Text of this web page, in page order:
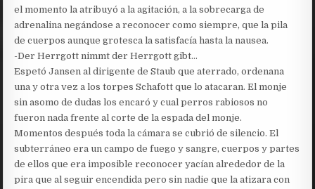
el momento la atribuyó a la agitación, a la sobrecarga de
adrenalina negándose a reconocer como siempre, que la pila
de cuerpos aunque grotesca la satisfacía hasta la nausea.
-Der Herrgott nimmt der Herrgott gibt…
Espetó Jansen al dirigente de Staub que aterrado, ordenana
una y otra vez a los torpes Schafott que lo atacaran. El monje
sin asomo de dudas los encaró y cual perros rabiosos no
fueron nada frente al corte de la espada del monje.
Momentos después toda la cámara se cubrió de silencio. El
subterráneo era un campo de fuego y sangre, cuerpos y partes
de ellos que era imposible reconocer yacían alrededor de la
pira que al seguir encendida pero sin nadie que la atizara con